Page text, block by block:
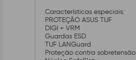
Características especiais:
PROTEÇÃO ASUS TUF
DIGI + VRM
Guardas ESD
TUF LANGuard
Proteção contra sobretensão